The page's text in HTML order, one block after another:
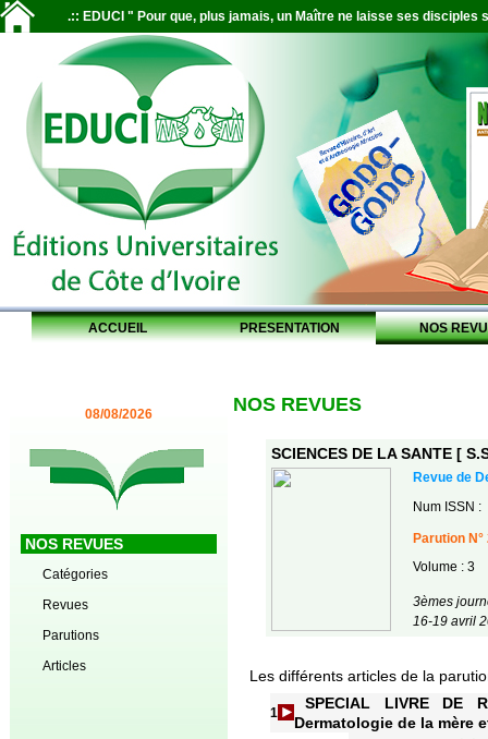
.:: EDUCI " Pour que, plus jamais, un Maître ne laisse ses disciples
ACCUEIL PRESENTATION NOS
08/08/2026
NOS REVUES
Catégories
Revues
Parutions
Articles
NOS REVUES
SCIENCES DE LA SANTE [
Revue de
Num ISSN :
Parution N°
Volume : 3
3èmes
16-19 avril
Les différents articles de la
1
SPECIAL LIVRE DE
Dermatologie de la mère